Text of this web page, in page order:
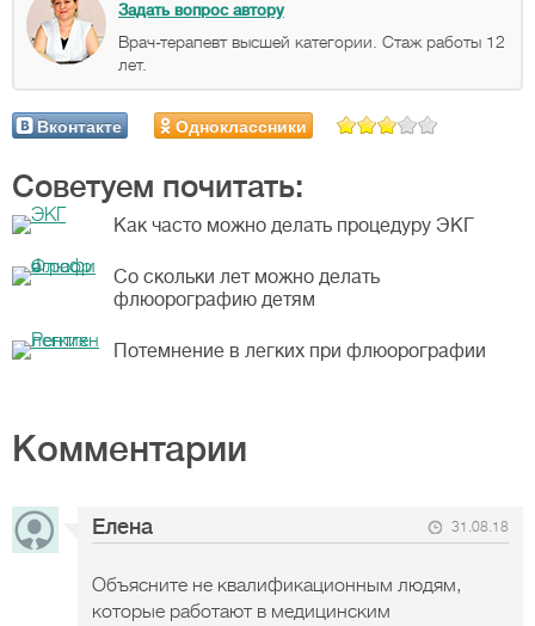
Задать вопрос автору
Врач-терапевт высшей категории. Стаж работы 12
лет.
Вконтакте Одноклассники
Советуем почитать:
Как часто можно делать процедуру ЭКГ
Со скольки лет можно делать
флюорографию детям
Потемнение в легких при флюорографии
Комментарии
Елена 31.08.18
Объясните не квалификационным людям,
которые работают в медицинским